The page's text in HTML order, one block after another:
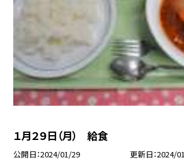
１月２９日（月） 給食
公開日 2024/01/29 更新日 2024/